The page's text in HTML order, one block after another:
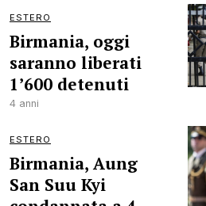
ESTERO
Birmania, oggi
saranno liberati
1’600 detenuti
4 anni
ESTERO
Birmania, Aung
San Suu Kyi